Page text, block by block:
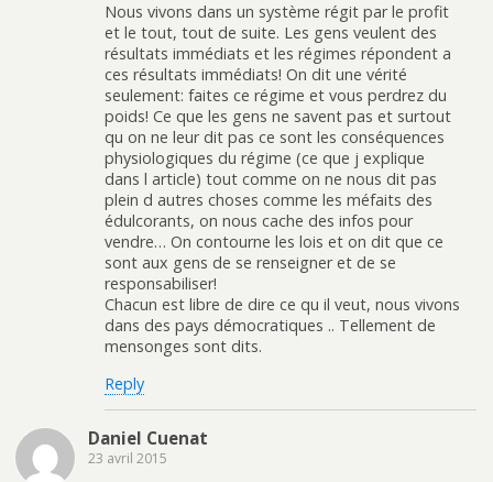
Nous vivons dans un système régit par le profit
et le tout, tout de suite. Les gens veulent des
résultats immédiats et les régimes répondent a
ces résultats immédiats! On dit une vérité
seulement: faites ce régime et vous perdrez du
poids! Ce que les gens ne savent pas et surtout
qu on ne leur dit pas ce sont les conséquences
physiologiques du régime (ce que j explique
dans l article) tout comme on ne nous dit pas
plein d autres choses comme les méfaits des
édulcorants, on nous cache des infos pour
vendre… On contourne les lois et on dit que ce
sont aux gens de se renseigner et de se
responsabiliser!
Chacun est libre de dire ce qu il veut, nous vivons
dans des pays démocratiques .. Tellement de
mensonges sont dits.
Reply
Daniel Cuenat
23 avril 2015